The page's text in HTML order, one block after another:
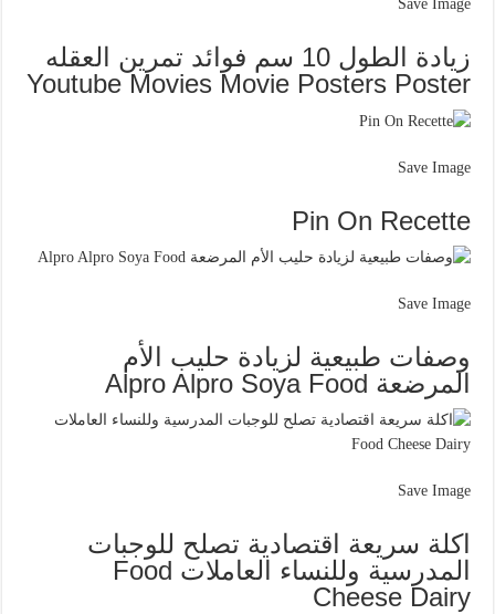
Save Image
زيادة الطول 10 سم فوائد تمرين العقله
Youtube Movies Movie Posters Poster
Save Image
Pin On Recette
Save Image
وصفات طبيعية لزيادة حليب الأم
المرضعة Alpro Alpro Soya Food
Save Image
اكلة سريعة اقتصادية تصلح للوجبات
المدرسية وللنساء العاملات Food
Cheese Dairy